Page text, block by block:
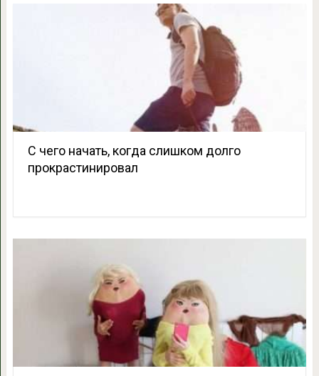
С чего начать, когда слишком долго
прокрастинировал